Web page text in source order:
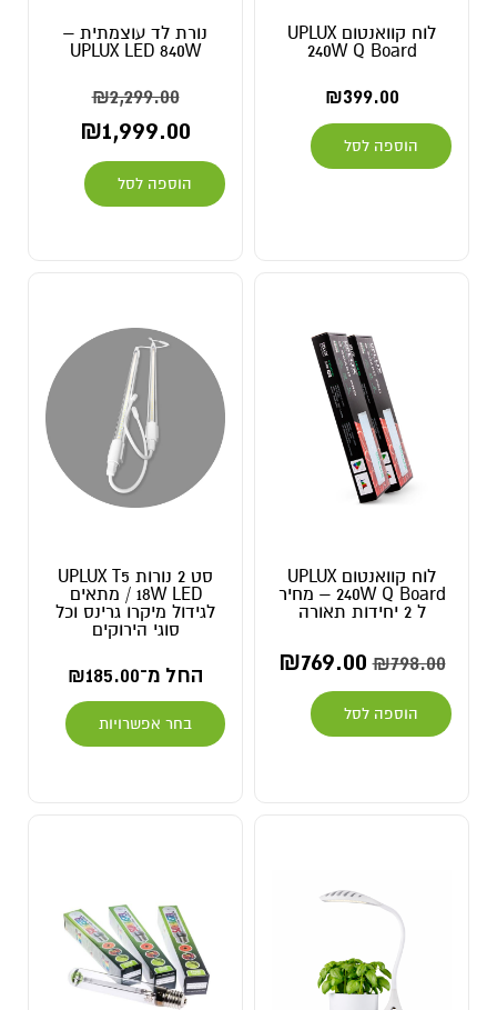
לוח קוואנטום UPLUX
240W Q Board
₪399.00
הוספה לסל
נורת לד עוצמתית –
UPLUX LED 840W
₪2,299.00
₪1,999.00
הוספה לסל
לוח קוואנטום UPLUX
240W Q Board – מחיר
ל 2 יחידות תאורה
₪798.00
₪769.00
הוספה לסל
סט 2 נורות UPLUX T5
18W LED / מתאים
לגידול מיקרו גרינס וכל
סוגי הירוקים
החל מ־ ₪185.00
בחר אפשרויות